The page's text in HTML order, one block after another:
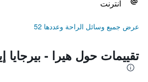
انترنت
عرض جميع وسائل الراحة وعددها 52
تقييمات حول هيرا - بيرجايا